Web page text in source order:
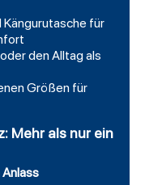
für
den Alltag als
Größen für
Mehr als nur ein